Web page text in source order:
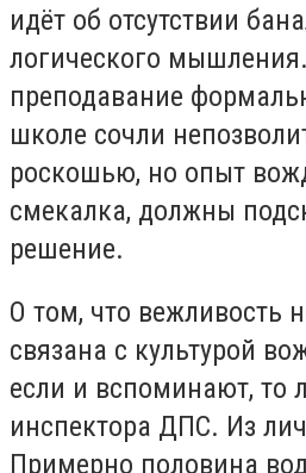
идёт об отсутствии
логического
преподавание
школе сочли
роскошью, но опыт
смекалка, должны
решение.
О том, что вежливость
связана с культурой
если и вспоминают, то
инспектора ДПС. Из
Примерно половина